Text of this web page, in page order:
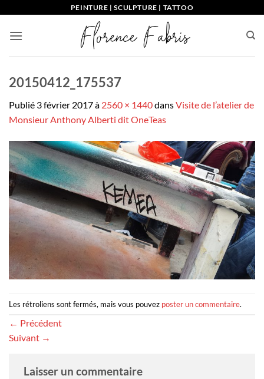
contenu
PEINTURE | SCULPTURE | TATTOO
20150412_175537
Publié 3 février 2017à 2560 × 1440dansVisite de l’atelier de
Monsieur Anthony Alberti dit OneTeas
Les rétroliens sont fermés, mais vous pouvez poster un commentaire.
← Précédent
Suivant →
Laisser un commentaire